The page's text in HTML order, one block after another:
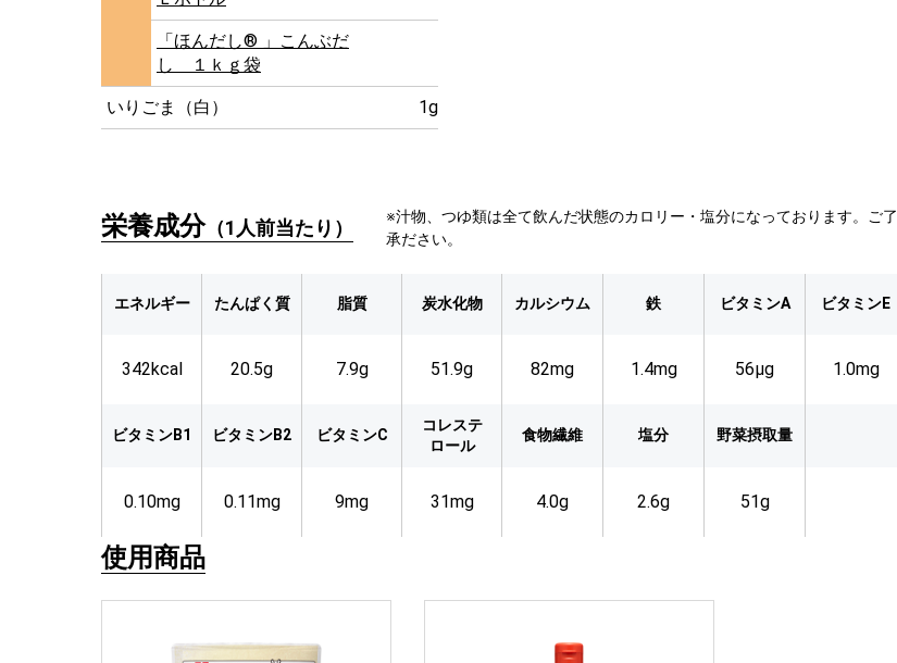
「ほんだし® 」こんぶだ
し １ｋｇ袋
いりごま（白） 1g
栄養成分（1人前当たり）
※汁物、つゆ類は全て飲んだ状態のカロリー・塩分になっております。ご了
承ださい。
エネルギー たんぱく質 脂質 炭水化物 カルシウム 鉄 ビタミンA ビタミンE
342kcal 20.5g 7.9g 51.9g 82mg 1.4mg 56µg 1.0mg
ビタミンB1 ビタミンB2 ビタミンC
コレステ
ロール
食物繊維 塩分 野菜摂取量
0.10mg 0.11mg 9mg 31mg 4.0g 2.6g 51g
使用商品